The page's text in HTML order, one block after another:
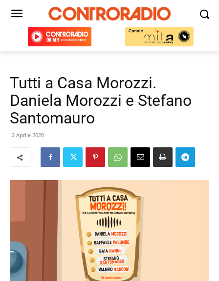
Tutti a Casa Morozzi.
Daniela Morozzi e Stefano
Santomauro
2 Aprile 2020